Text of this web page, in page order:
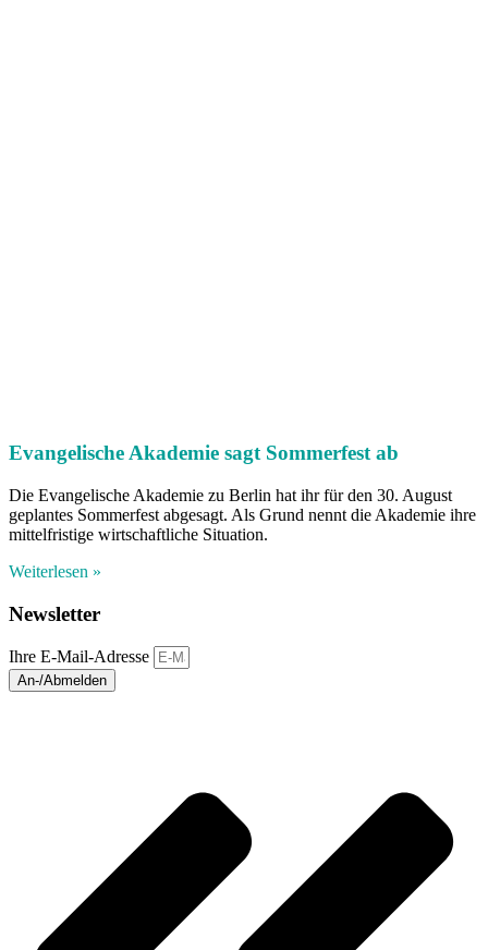
Evangelische Akademie sagt Sommerfest ab
Die Evangelische Akademie zu Berlin hat ihr für den 30. August
geplantes Sommerfest abgesagt. Als Grund nennt die Akademie ihre
mittelfristige wirtschaftliche Situation.
Weiterlesen »
Newsletter
Ihre E-Mail-Adresse
An-/Abmelden